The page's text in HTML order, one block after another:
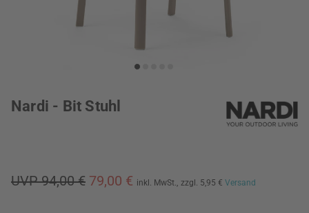
Nardi - Bit Stuhl
UVP 94,00 € 79,00 € inkl. MwSt., zzgl. 5,95 € Versand